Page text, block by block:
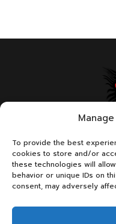
To provide the best
cookies to store and/or
these technologies will
behavior or unique IDs on
consent, may adversely
We are a page with